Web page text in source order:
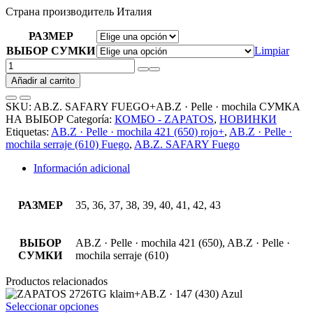
Страна производитель Италия
РАЗМЕР
ВЫБОР СУМКИ
Limpiar
AB.Z.
SAFARY
FUEGO+AB.Z
·
Pelle
·
mochila
СУМКА
ВЫБОР
cantidad
Añadir al carrito
SKU: AB.Z. SAFARY FUEGO+AB.Z · Pelle · mochila СУМКА
НА ВЫБОР Categoría: КОМБО - ZAPATOS, НОВИНКИ
Etiquetas: AB.Z · Pelle · mochila 421 (650) rojo+, AB.Z · Pelle ·
mochila serraje (610) Fuego, AB.Z. SAFARY Fuego
Información adicional
РАЗМЕР 35, 36, 37, 38, 39, 40, 41, 42, 43
ВЫБОР
СУМКИ
AB.Z · Pelle · mochila 421 (650), AB.Z · Pelle ·
mochila serraje (610)
Productos relacionados
Seleccionar opcionesEste